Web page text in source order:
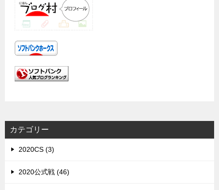
カテゴリー
2020CS (3)
2020公式戦 (46)